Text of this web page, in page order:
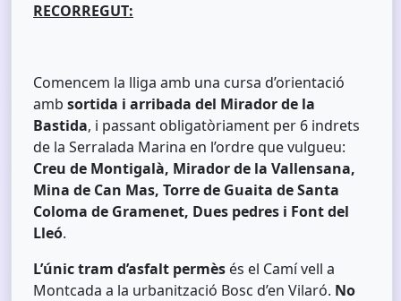
RECORREGUT:
Comencem la lliga amb una cursa d’orientació
amb sortida i arribada del Mirador de la
Bastida, i passant obligatòriament per 6 indrets
de la Serralada Marina en l’ordre que vulgueu:
Creu de Montigalà, Mirador de la Vallensana,
Mina de Can Mas, Torre de Guaita de Santa
Coloma de Gramenet, Dues pedres i Font del
Lleó.
L’únic tram d’asfalt permès és el Camí vell a
Montcada a la urbanització Bosc d’en Vilaró. No